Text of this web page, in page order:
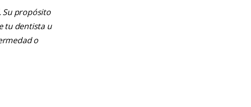
Su propósito
tu dentista u
o